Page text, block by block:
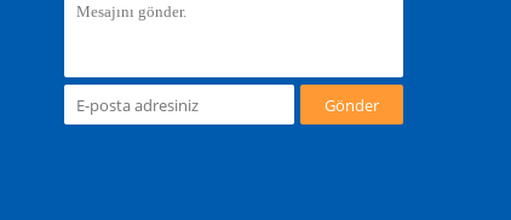
Gönder